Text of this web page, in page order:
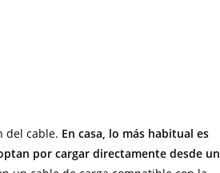
del cable. En casa, lo más habitual es
por cargar directamente desde un